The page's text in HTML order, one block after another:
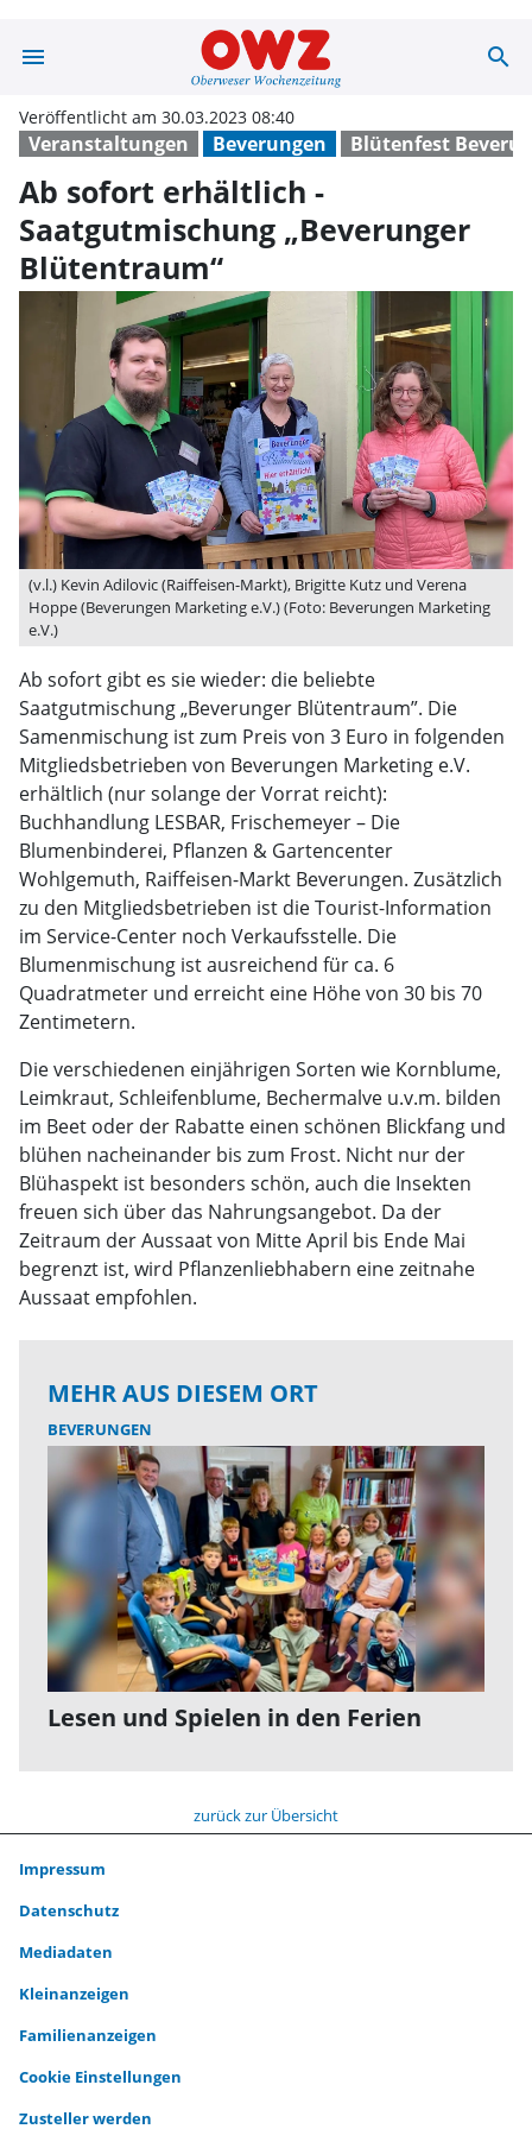
menu Ab sofort search
Veranstaltungen Beverungen Blütenfest
Veröffentlicht am 30.03.2023 08:40
Ab sofort erhältlich -
Saatgutmischung „Beverunger
Blütentraum“
(v.l.) Kevin Adilovic (Raiffeisen-Markt), Brigitte Kutz und Verena
Hoppe (Beverungen Marketing e.V.) (Foto: Beverungen Marketing
e.V.)
Ab sofort gibt es sie wieder: die beliebte
Saatgutmischung „Beverunger Blütentraum”. Die
Samenmischung ist zum Preis von 3 Euro in folgenden
Mitgliedsbetrieben von Beverungen Marketing e.V.
erhältlich (nur solange der Vorrat reicht):
Buchhandlung LESBAR, Frischemeyer – Die
Blumenbinderei, Pflanzen & Gartencenter
Wohlgemuth, Raiffeisen-Markt Beverungen. Zusätzlich
zu den Mitgliedsbetrieben ist die Tourist-Information
im Service-Center noch Verkaufsstelle. Die
Blumenmischung ist ausreichend für ca. 6
Quadratmeter und erreicht eine Höhe von 30 bis 70
Zentimetern.
Die verschiedenen einjährigen Sorten wie Kornblume,
Leimkraut, Schleifenblume, Bechermalve u.v.m. bilden
im Beet oder der Rabatte einen schönen Blickfang und
blühen nacheinander bis zum Frost. Nicht nur der
Blühaspekt ist besonders schön, auch die Insekten
freuen sich über das Nahrungsangebot. Da der
Zeitraum der Aussaat von Mitte April bis Ende Mai
begrenzt ist, wird Pflanzenliebhabern eine zeitnahe
Aussaat empfohlen.
MEHR AUS DIESEM ORT
BEVERUNGEN
Lesen und Spielen in den Ferien
zurück zur Übersicht
Impressum
Datenschutz
Mediadaten
Kleinanzeigen
Familienanzeigen
Cookie Einstellungen
Zusteller werden